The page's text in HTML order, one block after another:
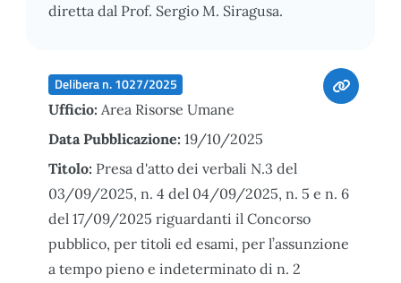
diretta dal Prof. Sergio M. Siragusa.
Delibera n. 1027/2025
Ufficio: Area Risorse Umane
Data Pubblicazione: 19/10/2025
Titolo: Presa d'atto dei verbali N.3 del
03/09/2025, n. 4 del 04/09/2025, n. 5 e n. 6
del 17/09/2025 riguardanti il Concorso
pubblico, per titoli ed esami, per l’assunzione
a tempo pieno e indeterminato di n. 2